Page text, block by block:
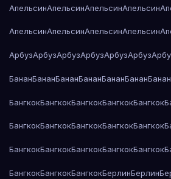
АпельсинАпельсинАпельсинАпельсин
АпельсинАпельсинАпельсинАпельсин
АрбузАрбузАрбузАрбузАрбузАрбуз
БананБананБананБананБананБананБанан
БангкокБангкокБангкокБангкокБангкок
БангкокБангкокБангкокБангкокБангкок
БангкокБангкокБангкокБангкокБангкок
БангкокБангкокБангкокБерлинБерлин